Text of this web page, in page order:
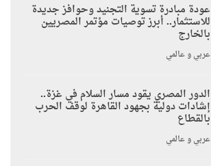
عودة مبادرة تسوية التجنيد وحوافز جديدة
للاستثمار.. أبرز توصيات مؤتمر المصريين
بالخارج
عربي و عالمي
الدور المصري يقود مسار السلام في غزة..
إشادات دولية بجهود القاهرة لوقف الحرب
بالقطاع
عربي و عالمي